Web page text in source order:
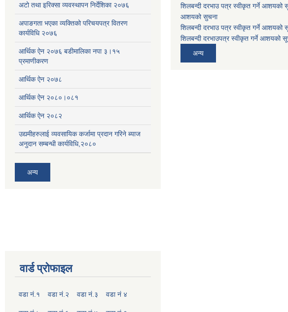
अटो तथा इरिक्सा व्यवस्थापन निर्देशिका २०७६
अपाङगता भएका व्यक्तिको परिचयपत्र वितरण
कार्यविधि २०७६
आर्थिक ऐन २०७६ बडीमालिका नपा ३।१५
प्रमाणीकरण
आर्थिक ऐन २०७८
आर्थिक ऐन २०८०।०८१
आर्थिक ऐन २०८२
उद्यमीहरुलाई व्यवसायिक कर्जामा प्रदान गरिने ब्याज
अनुदान सम्बन्धी कार्यविधि,२०८०
अन्य
शिलबन्दी दरभाउ पत्र स्वीकृत गर्ने आशयको
आशयको सुचना
शिलबन्दी दरभाउ पत्र स्वीकृत गर्ने आशयको
शिलबन्दी दरभाउपत्र स्वीकृत गर्ने आशयको
अन्य
वार्ड प्रोफाइल
वडा नं.१ वडा नं.२ वडा नं.३ वडा नं ४